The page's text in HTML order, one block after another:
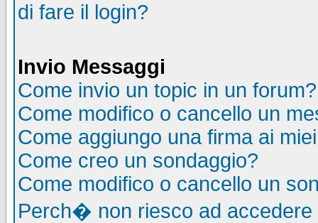
di fare il login?
Invio Messaggi
Come invio un topic in un forum?
Come modifico o cancello un
Come aggiungo una firma ai
Come creo un sondaggio?
Come modifico o cancello un
Perch� non riesco ad accedere